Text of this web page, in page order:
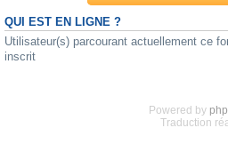
QUI EST EN LIGNE ?
Utilisateur(s) parcourant actuellement ce
inscrit
Powered by
Traduction